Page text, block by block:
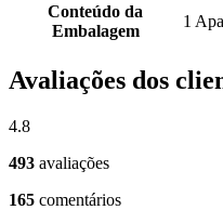
Conteúdo da
Embalagem
1
Avaliações dos
4.8
493 avaliações
165 comentários